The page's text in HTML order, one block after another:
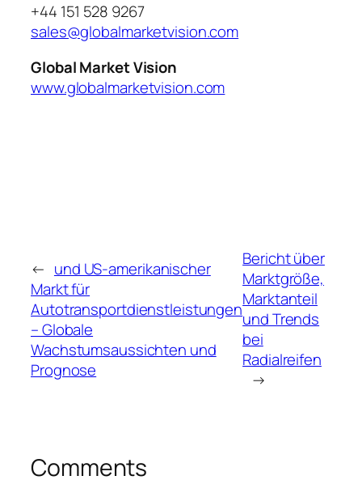
+44 151 528 9267
sales@globalmarketvision.com
Global Market Vision
www.globalmarketvision.com
← und US-amerikanischer
Markt für
Autotransportdienstleistungen
– Globale
Wachstumsaussichten und
Prognose
Bericht über
Marktgröße,
Marktanteil
und Trends
bei
Radialreifen
→
Comments